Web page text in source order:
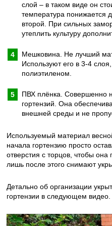
слой – в таком виде он
температура понижается
второй. При сильных
утеплить культуру
Мешковина. Не лучший
Используют его в 3-4
полиэтиленом.
ПВХ плёнка. Совершенно
гортензий. Она
внешней среды и не
Используемый материал
начала гортензию просто
отверстия с торцов, чтобы
лишь после этого снимают
Детально об организации
гортензии в следующем видео.